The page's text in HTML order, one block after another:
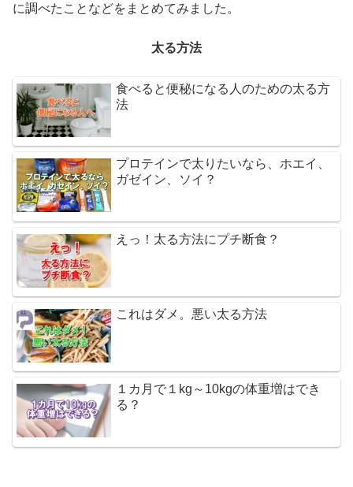
に調べたことなどをまとめてみました。
太る方法
食べると便秘になる人のための太る方
法
プロテインで太りたいなら、ホエイ、
ガゼイン、ソイ？
えっ！太る方法にプチ断食？
これはダメ。悪い太る方法
１カ月で１kg～10kgの体重増はでき
る？